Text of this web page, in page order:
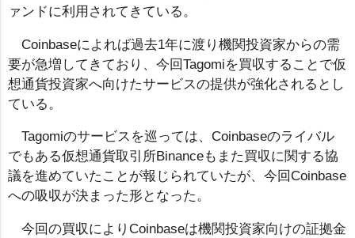
ァンドに利用されてきている。
Coinbaseによれば過去1年に渡り機関投資家からの需
要が急増してきており、今回Tagomiを買収することで仮
想通貨投資家へ向けたサービスの提供が強化されるとし
ている。
Tagomiのサービスを巡っては、Coinbaseのライバル
でもある仮想通貨取引所Binanceもまた買収に関する協
議を進めていたことが報じられていたが、今回Coinbase
への吸収が決まった形となった。
今回の買収によりCoinbaseは機関投資家向けの証拠金